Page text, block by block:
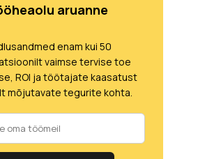
aruanne
enam kui 50
vaimse tervise toe
ROI ja töötajate kaasatust
mõjutavate tegurite kohta.